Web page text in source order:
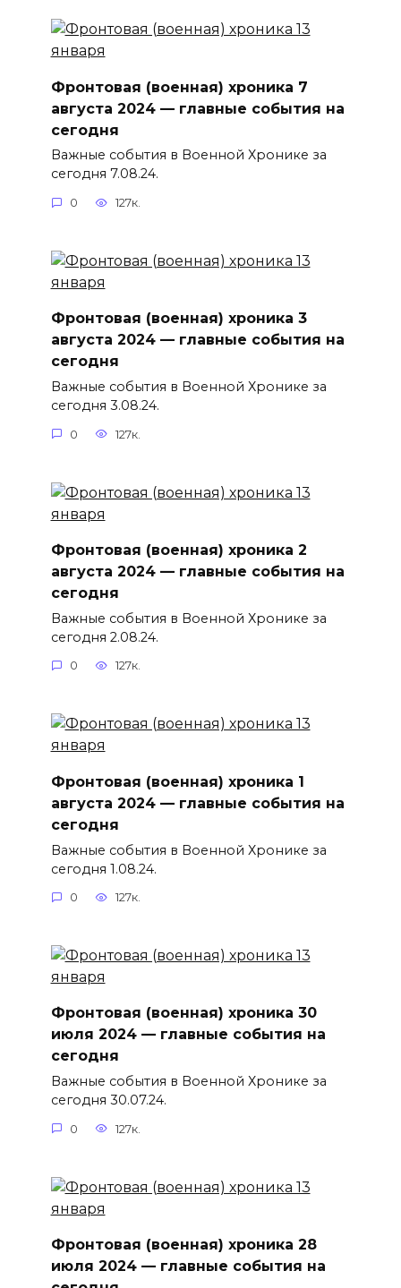
Фронтовая (военная) хроника 7
августа 2024 — главные события на
сегодня
Важные события в Военной Хронике за
сегодня 7.08.24.
0 127к.
Фронтовая (военная) хроника 3
августа 2024 — главные события на
сегодня
Важные события в Военной Хронике за
сегодня 3.08.24.
0 127к.
Фронтовая (военная) хроника 2
августа 2024 — главные события на
сегодня
Важные события в Военной Хронике за
сегодня 2.08.24.
0 127к.
Фронтовая (военная) хроника 1
августа 2024 — главные события на
сегодня
Важные события в Военной Хронике за
сегодня 1.08.24.
0 127к.
Фронтовая (военная) хроника 30
июля 2024 — главные события на
сегодня
Важные события в Военной Хронике за
сегодня 30.07.24.
0 127к.
Фронтовая (военная) хроника 28
июля 2024 — главные события на